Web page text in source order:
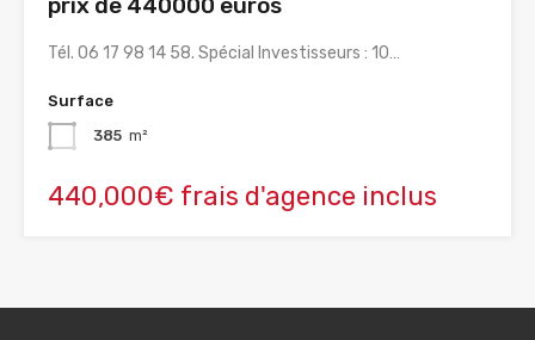
Tél. 06 17 98 14 58. Spécial Investisseurs : 10…
Surface
385 m²
440,000€ frais d'agence inclus